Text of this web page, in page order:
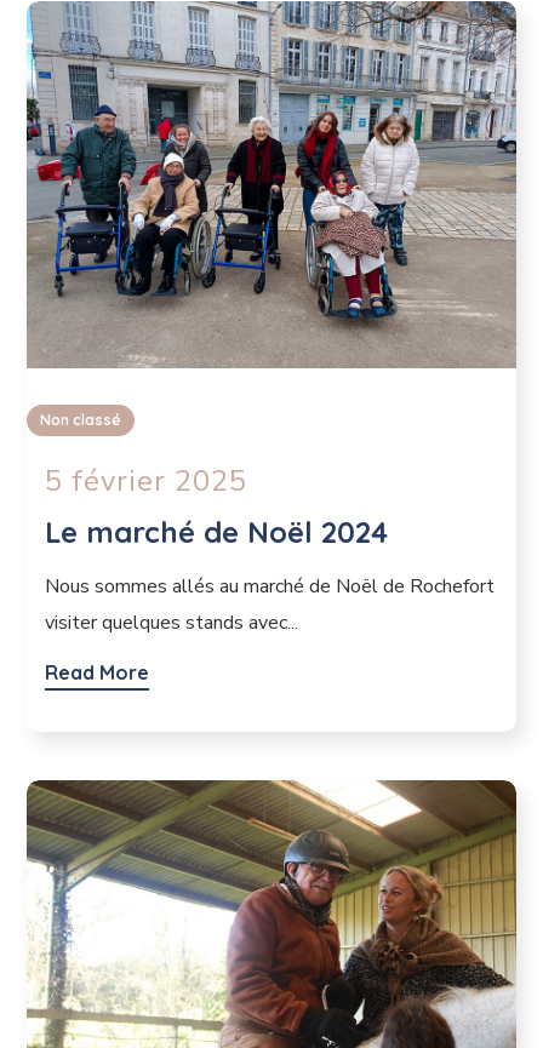
Non classé
5 février 2025
Le marché de Noël 2024
Nous sommes allés au marché de Noël de Rochefort
visiter quelques stands avec...
Read More